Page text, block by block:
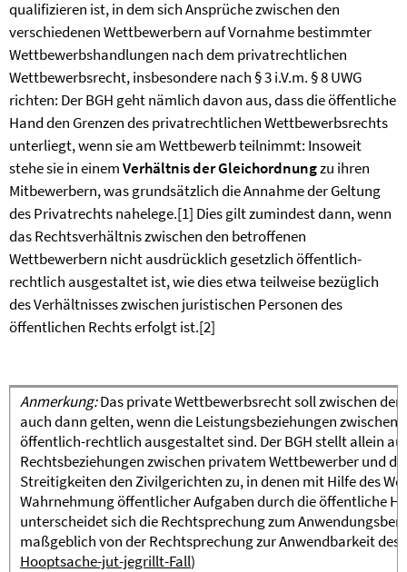
qualifizieren ist, in dem sich Ansprüche zwischen den
verschiedenen Wettbewerbern auf Vornahme bestimmter
Wettbewerbshandlungen nach dem privatrechtlichen
Wettbewerbsrecht, insbesondere nach § 3 i.V.m. § 8 UWG
richten: Der BGH geht nämlich davon aus, dass die öffentliche
Hand den Grenzen des privatrechtlichen Wettbewerbsrechts
unterliegt, wenn sie am Wettbewerb teilnimmt: Insoweit
stehe sie in einemVerhältnis der Gleichordnungzu ihren
Mitbewerbern, was grundsätzlich die Annahme der Geltung
des Privatrechts nahelege.[1] Dies gilt zumindest dann, wenn
das Rechtsverhältnis zwischen den betroffenen
Wettbewerbern nicht ausdrücklich gesetzlich öffentlich-
rechtlich ausgestaltet ist, wie dies etwa teilweise bezüglich
des Verhältnisses zwischen juristischen Personen des
öffentlichen Rechts erfolgt ist.[2]
Anmerkung:Das private Wettbewerbsrecht soll zwischen
auch dann gelten, wenn die Leistungsbeziehungen
öffentlich-rechtlich ausgestaltet sind. Der BGH stellt allein
Rechtsbeziehungen zwischen privatem Wettbewerber und
Streitigkeiten den Zivilgerichten zu, in denen mit Hilfe des
Wahrnehmung öffentlicher Aufgaben durch die öffentliche
unterscheidet sich die Rechtsprechung zum
maßgeblich von der Rechtsprechung zur Anwendbarkeit
Hooptsache-jut-jegrillt-Fall)